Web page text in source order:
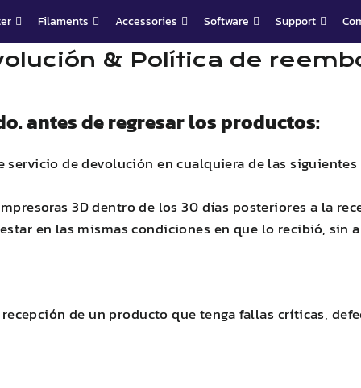
Filaments Accessories Software Support
& Política de
antes de regresar los productos:
de devolución en cualquiera de las
3D dentro de los 30 días posteriores a la
en las mismas condiciones en que lo recibió, sin
de un producto que tenga fallas críticas,